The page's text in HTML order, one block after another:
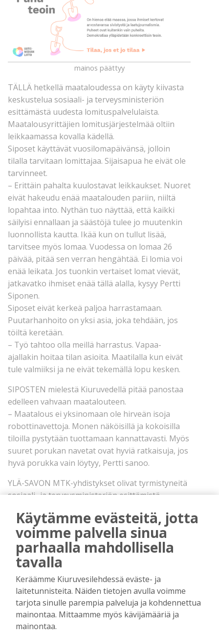
mainos päättyy
TÄLLÄ hetkellä maataloudessa on käyty kiivasta
keskustelua sosiaali- ja terveysministeriön
esittämästä uudesta lomituspalvelulaista.
Maatalousyrittäjien lomitusjärjestelmää oltiin
leikkaamassa kovalla kädellä.
Siposet käyttävät vuosilomapäivänsä, jolloin
tilalla tarvitaan lomittajaa. Sijaisapua he eivät ole
tarvinneet.
– Erittäin pahalta kuulostavat leikkaukset. Nuoret
eivät hakeudu enää maatalouden pariin, niiltä
lopahtaa into. Nythän tuo näyttää, että kaikki
säilyisi ennallaan ja säästöjä tulee jo muutenkin
luonnollista kautta. Ikää kun on tullut lisää,
tarvitsee myös lomaa. Vuodessa on lomaa 26
päivää, pitää sen verran hengähtää. Ei lomia voi
enää leikata. Jos tuonkin vertaiset lomat vievät,
jatkavatko ihmiset enää tällä alalla, kysyy Pertti
Siponen.
Siposet eivät kerkeä paljoa harrastamaan.
Puutarhanhoito on yksi asia, joka tehdään, jos
töiltä keretään.
– Työ tahtoo olla meillä harrastus. Vapaa-
ajallakin hoitaa tilan asioita. Maatilalla kun eivät
tule valmiiksi ja ne eivät tekemällä lopu kesken.
SIPOSTEN mielestä Kiuruvedellä pitää panostaa
edelleen vahvaan maatalouteen.
– Maatalous ei yksinomaan ole hirveän isoja
robottinavettoja. Monen näköisillä ja kokoisilla
tiloilla pystytään tuottamaan kannattavasti. Myös
suuret porukan navetat ovat hyviä ratkaisuja, jos
hyvä porukka vain löytyy, Pertti sanoo.
YLÄ-SAVON MTK-yhdistykset olivat tyrmistyneitä
sosiaali- ja terveysministeriön esittämistä
lomitusjärjestelmään. MTK-yhdistykset toimittivat
lausuntonsa ministeriöön viime viikolla. Sosiaali-
ja terveysministeriö esitti mittavia
lomitusleikkauksia. Hallituksen tavoite on säästää
lomituspalveluista 20 miljoonaa euroa, 190
miljoonasta 170 miljoonaan euroon.
– Jos leikkaukset toteutuisivat, ne koskettaisivat
kaikkia Ylä-Savon kuntia kovalla kädellä. Samaan
aikaan tiloilla eletään taloudellisesti tiukkoja
aikoja. Lomat ovat olleet ainut henkireikä. Miten
Käytämme evästeitä, jotta
voimme palvella sinua
parhaalla mahdollisella
tavalla
Keräämme Kiuruvesilehdessä eväste- ja
laitetunnisteita. Näiden tietojen avulla voimme
tarjota sinulle parempia palveluja ja kohdennettua
mainontaa. Mittaamme myös kävijämääriä ja
mainontaa.